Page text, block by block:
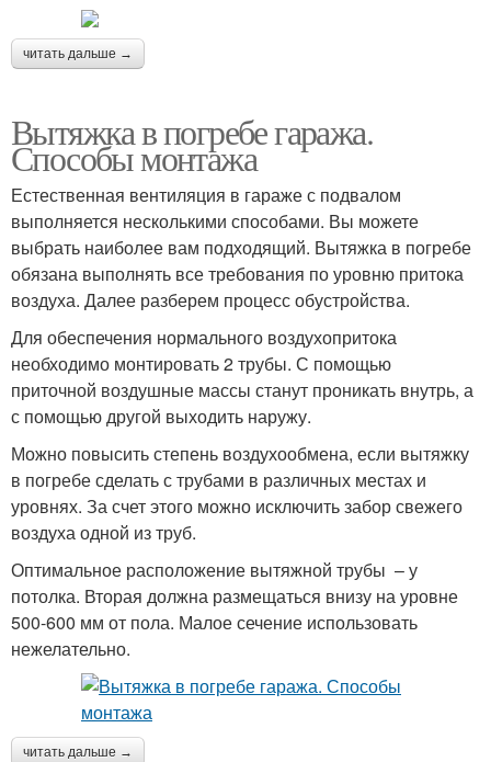
читать дальше →
Вытяжка в погребе гаража.
Способы монтажа
Естественная вентиляция в гараже с подвалом
выполняется несколькими способами. Вы можете
выбрать наиболее вам подходящий. Вытяжка в погребе
обязана выполнять все требования по уровню притока
воздуха. Далее разберем процесс обустройства.
Для обеспечения нормального воздухопритока
необходимо монтировать 2 трубы. С помощью
приточной воздушные массы станут проникать внутрь, а
с помощью другой выходить наружу.
Можно повысить степень воздухообмена, если вытяжку
в погребе сделать с трубами в различных местах и
уровнях. За счет этого можно исключить забор свежего
воздуха одной из труб.
Оптимальное расположение вытяжной трубы – у
потолка. Вторая должна размещаться внизу на уровне
500-600 мм от пола. Малое сечение использовать
нежелательно.
читать дальше →